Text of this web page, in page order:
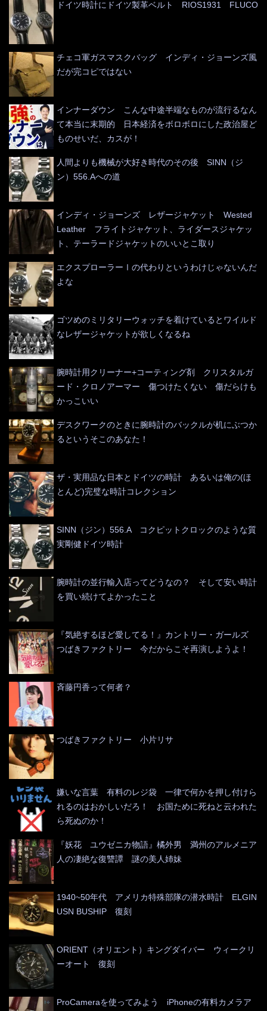
ドイツ時計にドイツ製革ベルト RIOS1931 FLUCO
チェコ軍ガスマスクバッグ インディ・ジョーンズ風
だが完コピではない
インナーダウン こんな中途半端なものが流行るなん
て本当に末期的 日本経済をボロボロにした政治屋ど
ものせいだ、カスが！
人間よりも機械が大好き時代のその後 SINN（ジ
ン）556.Aへの道
インディ・ジョーンズ レザージャケット Wested
Leather フライトジャケット、ライダースジャケッ
ト、テーラードジャケットのいいとこ取り
エクスプローラーⅠの代わりというわけじゃないんだ
よな
ゴツめのミリタリーウォッチを着けているとワイルド
なレザージャケットが欲しくなるね
腕時計用クリーナー+コーティング剤 クリスタルガ
ード・クロノアーマー 傷つけたくない 傷だらけも
かっこいい
デスクワークのときに腕時計のバックルが机にぶつか
るというそこのあなた！
ザ・実用品な日本とドイツの時計 あるいは俺の(ほ
とんど)完璧な時計コレクション
SINN（ジン）556.A コクピットクロックのような質
実剛健ドイツ時計
腕時計の並行輸入店ってどうなの？ そして安い時計
を買い続けてよかったこと
『気絶するほど愛してる！』カントリー・ガールズ
つばきファクトリー 今だからこそ再演しようよ！
斉藤円香って何者？
つばきファクトリー 小片リサ
嫌いな言葉 有料のレジ袋 一律で何かを押し付けら
れるのはおかしいだろ！ お国ために死ねと云われた
ら死ぬのか！
『妖花 ユウゼニカ物語』橘外男 満州のアルメニア
人の凄絶な復讐譚 謎の美人姉妹
1940~50年代 アメリカ特殊部隊の潜水時計 ELGIN
USN BUSHIP 復刻
ORIENT（オリエント）キングダイバー ウィークリ
ーオート 復刻
ProCameraを使ってみよう iPhoneの有料カメラア